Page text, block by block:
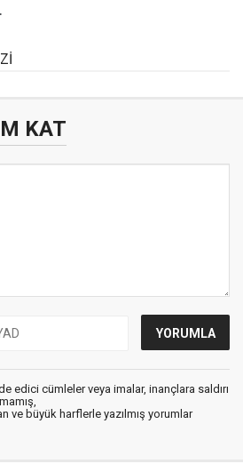
KAT
edici cümleler veya imalar, inançlara saldırı
ve büyük harflerle yazılmış yorumlar